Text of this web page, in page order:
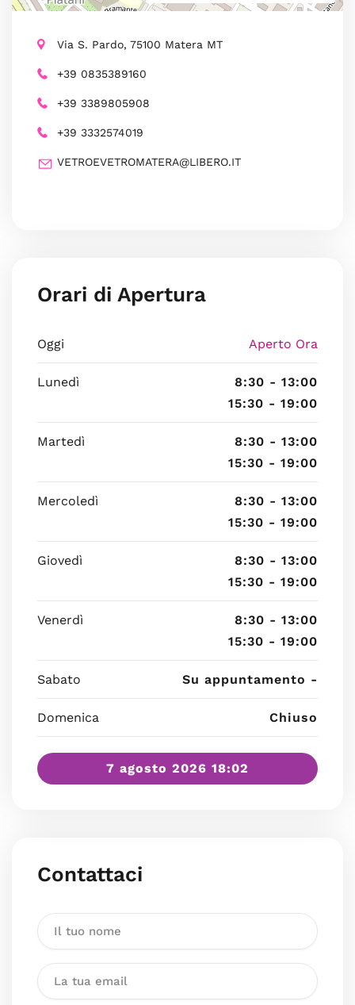
Via S. Pardo, 75100 Matera MT
+39 0835389160
+39 3389805908
+39 3332574019
VETROEVETROMATERA@LIBERO.IT
Orari di Apertura
Oggi Aperto Ora
Lunedì
8:30 - 13:00
15:30 - 19:00
Martedì
8:30 - 13:00
15:30 - 19:00
Mercoledì
8:30 - 13:00
15:30 - 19:00
Giovedì
8:30 - 13:00
15:30 - 19:00
Venerdì
8:30 - 13:00
15:30 - 19:00
Sabato Su appuntamento -
Domenica Chiuso
7 agosto 2026 18:02
Contattaci